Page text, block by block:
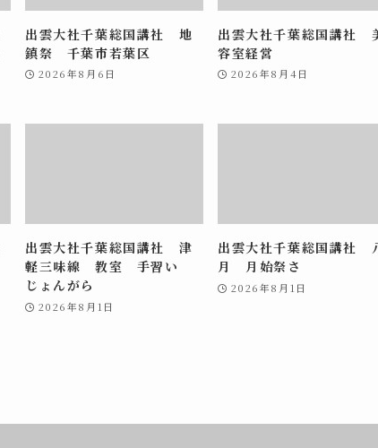
出雲大社千葉総国講社 地
鎮祭 千葉市若葉区
2026年8月6日
出雲大社千葉総国講社
容室経営
2026年8月4日
出雲大社千葉総国講社 津
軽三味線 教室 手習い
じょんがら
2026年8月1日
出雲大社千葉総国講社
月 月始祭さ
2026年8月1日